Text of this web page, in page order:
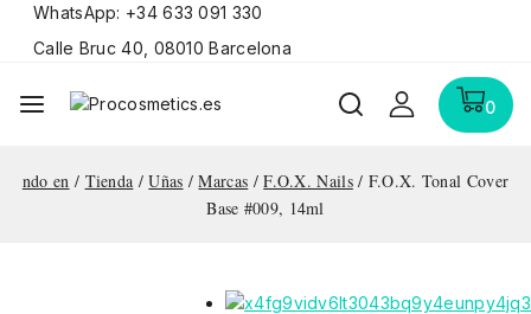
WhatsApp: +34 633 091 330
Calle Bruc 40, 08010 Barcelona
0
ndo en / Tienda / Uñas / Marcas / F.O.X. Nails / F.O.X. Tonal Cover
Base #009, 14ml